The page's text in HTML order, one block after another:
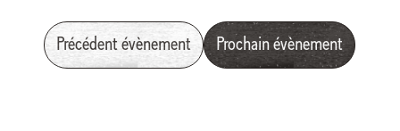
Précédent évènement Prochain évènement